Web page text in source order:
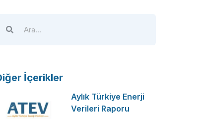
İçerikler
Aylık Türkiye Enerji
Verileri Raporu